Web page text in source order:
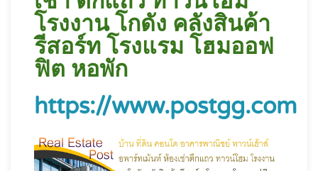
โรงงาน โกดัง คลังสินค้า
รีสอร์ท โรงแรม โฮมออฟ
ฟิต หอพัก
https://www.postgg.com